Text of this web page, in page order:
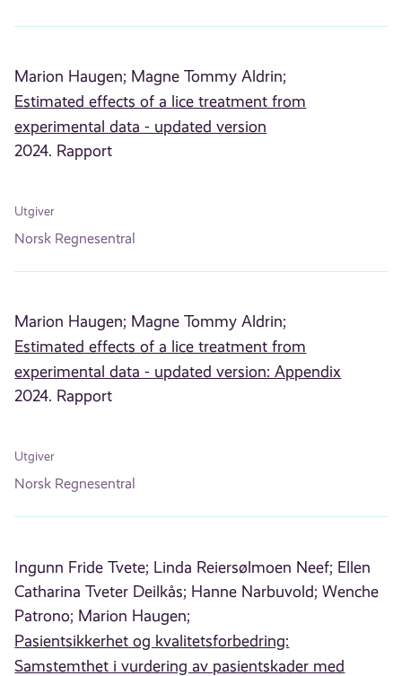
Marion Haugen; Magne Tommy Aldrin;
Estimated effects of a lice treatment from
experimental data - updated version
2024. Rapport
Utgiver
Norsk Regnesentral
Marion Haugen; Magne Tommy Aldrin;
Estimated effects of a lice treatment from
experimental data - updated version: Appendix
2024. Rapport
Utgiver
Norsk Regnesentral
Ingunn Fride Tvete; Linda Reiersølmoen Neef; Ellen
Catharina Tveter Deilkås; Hanne Narbuvold; Wenche
Patrono; Marion Haugen;
Pasientsikkerhet og kvalitetsforbedring:
Samstemthet i vurdering av pasientskader med